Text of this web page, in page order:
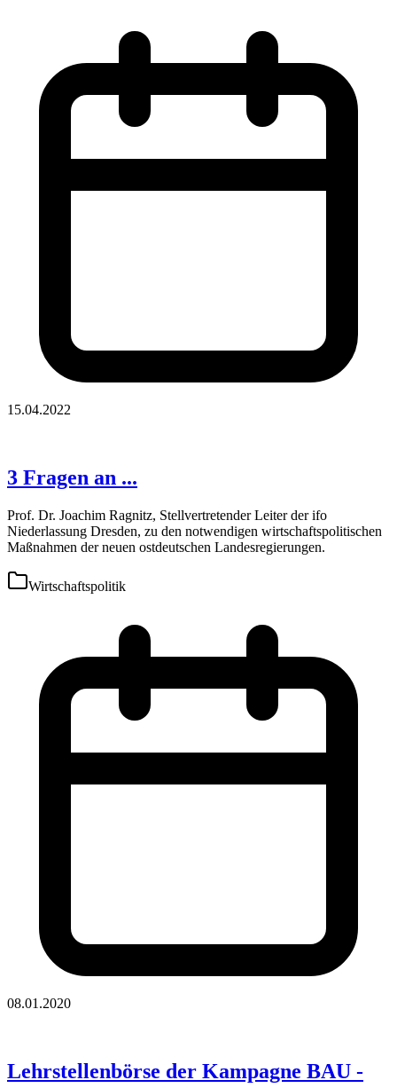
15.04.2022
3 Fragen an ...
Prof. Dr. Joachim Ragnitz, Stellvertretender Leiter der ifo
Niederlassung Dresden, zu den notwendigen wirtschaftspolitischen
Maßnahmen der neuen ostdeutschen Landesregierungen.
Wirtschaftspolitik
08.01.2020
Lehrstellenbörse der Kampagne BAU -